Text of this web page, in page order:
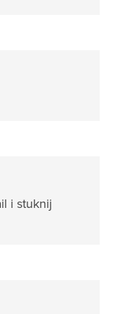
i stuknij